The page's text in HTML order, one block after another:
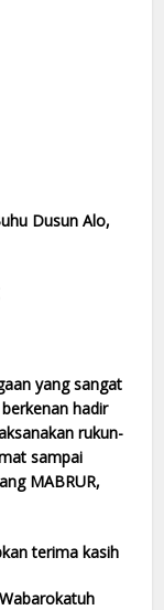
Dusun Alo,
yang sangat
hadir
rukun-
sampai
MABRUR,
terima kasih